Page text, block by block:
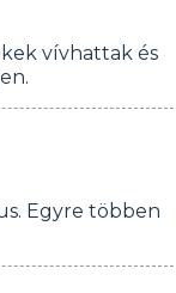
vívhattak és
Egyre többen